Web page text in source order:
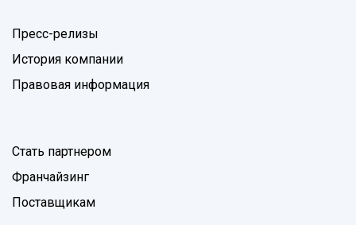
Пресс-релизы
История компании
Правовая информация
Стать партнером
Франчайзинг
Поставщикам